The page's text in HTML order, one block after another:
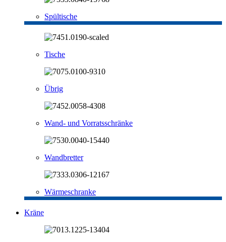
Spültische
Tische
Übrig
Wand- und Vorratsschränke
Wandbretter
Wärmeschranke
Kräne